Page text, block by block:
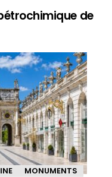
de
MONUMENTS